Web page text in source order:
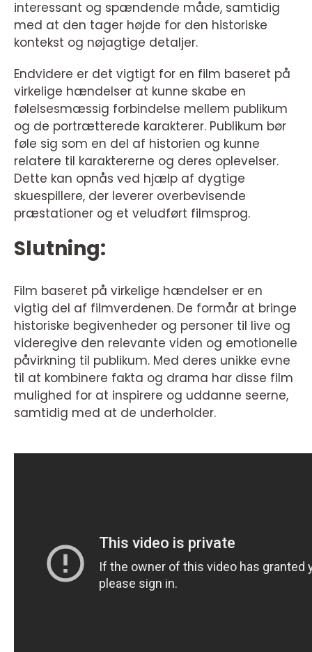
interessant og spændende måde, samtidig
med at den tager højde for den historiske
kontekst og nøjagtige detaljer.
Endvidere er det vigtigt for en film baseret på
virkelige hændelser at kunne skabe en
følelsesmæssig forbindelse mellem publikum
og de portrætterede karakterer. Publikum bør
føle sig som en del af historien og kunne
relatere til karaktererne og deres oplevelser.
Dette kan opnås ved hjælp af dygtige
skuespillere, der leverer overbevisende
præstationer og et veludført filmsprog.
Slutning:
Film baseret på virkelige hændelser er en
vigtig del af filmverdenen. De formår at bringe
historiske begivenheder og personer til live og
videregive den relevante viden og emotionelle
påvirkning til publikum. Med deres unikke evne
til at kombinere fakta og drama har disse film
mulighed for at inspirere og uddanne seerne,
samtidig med at de underholder.